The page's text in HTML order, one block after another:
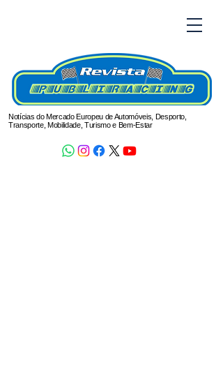
Notícias do Mercado Europeu de Automóveis, Desporto,
Transporte, Mobilidade, Turismo e Bem-Estar